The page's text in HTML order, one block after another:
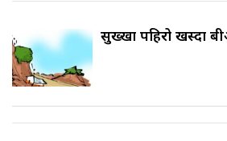
सुख्खा पहिरो खस्दा